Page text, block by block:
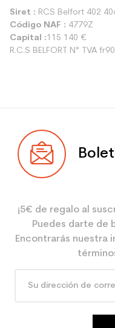
Siret : RCS Belfort 402
Código NAF : 4779Z
Capital :115 140 €
R.C.S BELFORT N° TVA
¡5€ de regalo al
Puedes darte de
Encontrarás nuestra